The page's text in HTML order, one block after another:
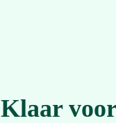
Klaar